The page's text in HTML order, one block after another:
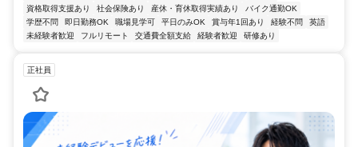
資格取得支援あり
社会保険あり 産休・育休取得実績あり
バイク通勤OK
学歴不問
即日勤務OK 職場見学可 平日のみOK 賞与年1回あり 経験不問
英語
未経験者歓迎
フルリモート 交通費全額支給 経験者歓迎 研修あり
正社員